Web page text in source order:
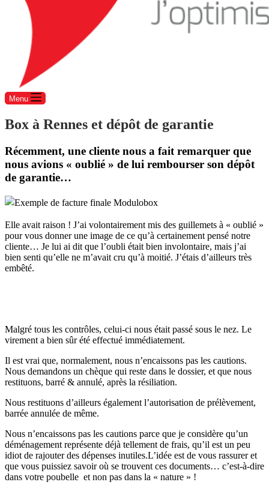
Menu
Box à Rennes et dépôt de garantie
Récemment, une cliente nous a fait remarquer que
nous avions « oublié » de lui rembourser son dépôt
de garantie…
Elle avait raison ! J’ai volontairement mis des guillemets à « oublié »
pour vous donner une image de ce qu’à certainement pensé notre
cliente… Je lui ai dit que l’oubli était bien involontaire, mais j’ai
bien senti qu’elle ne m’avait cru qu’à moitié. J’étais d’ailleurs très
embêté.
Malgré tous les contrôles, celui-ci nous était passé sous le nez. Le
virement a bien sûr été effectué immédiatement.
Il est vrai que, normalement, nous n’encaissons pas les cautions.
Nous demandons un chèque qui reste dans le dossier, et que nous
restituons, barré & annulé, après la résiliation.
Nous restituons d’ailleurs également l’autorisation de prélèvement,
barrée annulée de même.
Nous n’encaissons pas les cautions parce que je considère qu’un
déménagement représente déjà tellement de frais, qu’il est un peu
idiot de rajouter des dépenses inutiles.L’idée est de vous rassurer et
que vous puissiez savoir où se trouvent ces documents… c’est-à-dire
dans votre poubelle et non pas dans la « nature » !